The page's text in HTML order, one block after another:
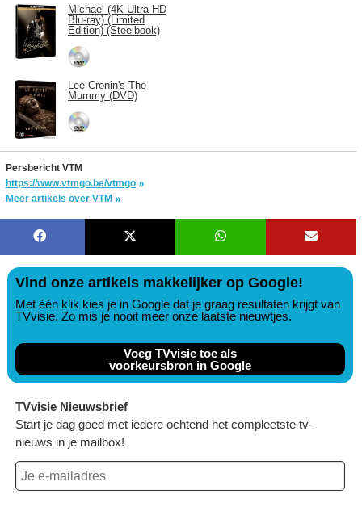
Michael (4K Ultra HD
Blu-ray) (Limited
Edition) (Steelbook)
Lee Cronin's The
Mummy (DVD)
Persbericht VTM
https://www.vtmgo.be/vtmgo
Meer artikels over VTM
Vind onze artikels makkelijker op Google!
Met één klik kies je in Google dat je graag resultaten krijgt van
TVvisie. Zo mis je nooit meer onze laatste nieuwtjes.
Voeg TVvisie toe als
voorkeursbron in Google
TVvisie Nieuwsbrief
Start je dag goed met iedere ochtend het compleetste tv-
nieuws in je mailbox!